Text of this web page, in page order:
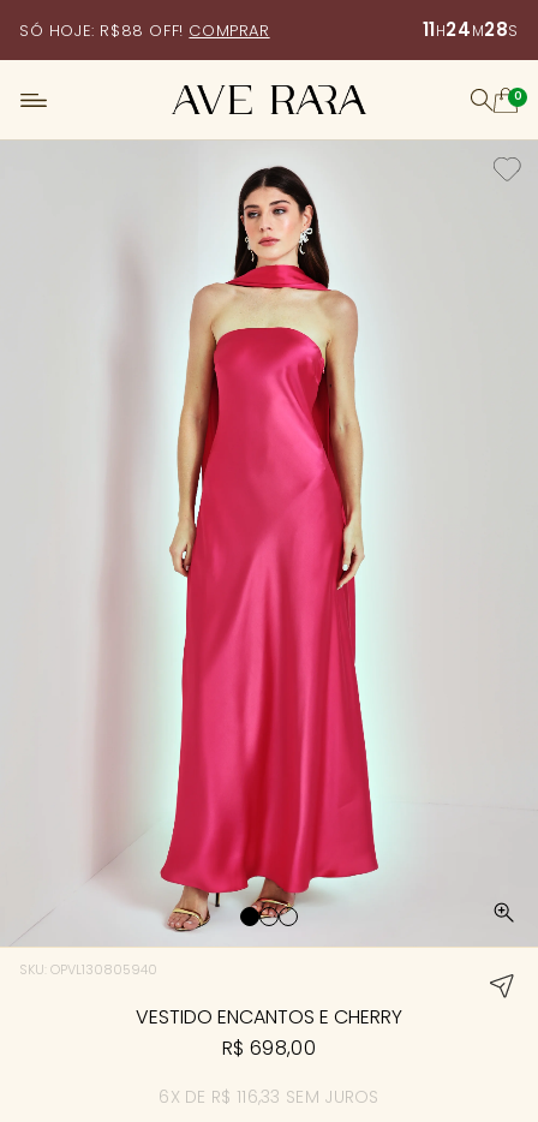
11H24M26S
SÓ HOJE: R$88 OFF! COMPRAR
0
SKU: OPVL130805940
VESTIDO ENCANTOS E CHERRY
R$ 698,00
6X DE R$ 116,33 SEM JUROS